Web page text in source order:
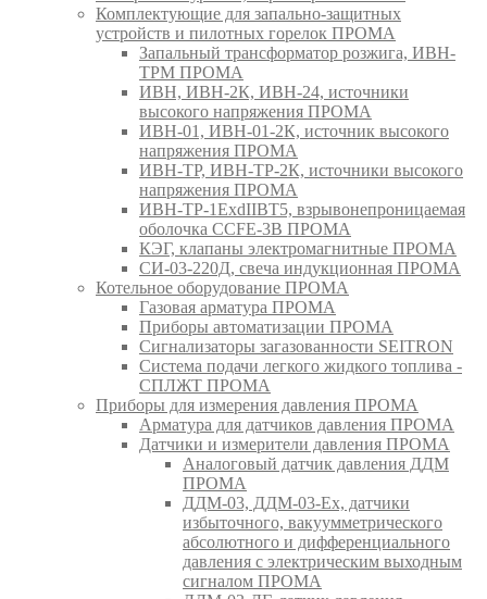
Комплектующие для запально-защитных
устройств и пилотных горелок ПРОМА
Запальный трансформатор розжига, ИВН-
ТРМ ПРОМА
ИВН, ИВН-2К, ИВН-24, источники
высокого напряжения ПРОМА
ИВН-01, ИВН-01-2К, источник высокого
напряжения ПРОМА
ИВН-ТР, ИВН-ТР-2К, источники высокого
напряжения ПРОМА
ИВН-ТР-1ExdIIBT5, взрывонепроницаемая
оболочка CCFE-3B ПРОМА
КЭГ, клапаны электромагнитные ПРОМА
СИ-03-220Д, свеча индукционная ПРОМА
Котельное оборудование ПРОМА
Газовая арматура ПРОМА
Приборы автоматизации ПРОМА
Сигнализаторы загазованности SEITRON
Система подачи легкого жидкого топлива -
СПЛЖТ ПРОМА
Приборы для измерения давления ПРОМА
Арматура для датчиков давления ПРОМА
Датчики и измерители давления ПРОМА
Аналоговый датчик давления ДДМ
ПРОМА
ДДМ-03, ДДМ-03-Ех, датчики
избыточного, вакуумметрического
абсолютного и дифференциального
давления с электрическим выходным
сигналом ПРОМА